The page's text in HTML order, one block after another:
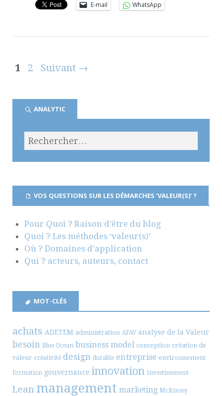
E-mail
WhatsApp
1 2 Suivant →
ANALYTIC
VOS QUESTIONS SUR LES DÉMARCHES ‘VALEUR(S)’ ?
Pour Quoi ? Raison d’être du blog
Quoi ? Les méthodes ‘valeur(s)’
Où ? Domaines d’application
Qui ? acteurs, auteurs, contact
MOT-CLÉS
achats ADETEM administration AFAV analyse de la Valeur
besoin Blue Ocean business model conception création de
valeur créativité design durable entreprise environnement
formation gouvernance innovation Investissement
Lean management marketing McKinsey